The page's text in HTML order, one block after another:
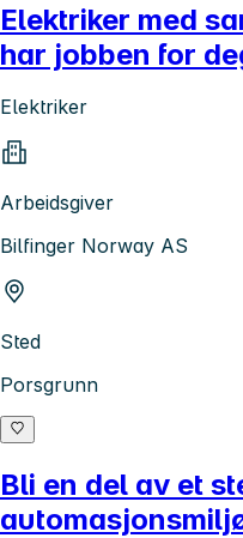
Elektriker med
har jobben for
Elektriker
Arbeidsgiver
Bilfinger Norway AS
Sted
Porsgrunn
Bli en del av et